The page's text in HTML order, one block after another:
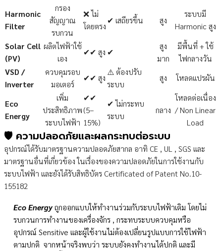
Harmonic
Filter
กรอง
สัญญาณ
รบกวน
❌ ไม่
โดยตรง
✔ เสถียรขึ้น สูง
ระบบมี
Harmonic สูง
Solar Cell
(PV)
ผลิตไฟฟ้าใช้
เอง
✔✔ สูง ✔
สูง
มาก
มีพื้นที่ + ใช้
ไฟกลางวัน
VSD /
Inverter
ควบคุมรอบ
มอเตอร์
✔✔ สูง
⚠️ ต้องปรับ
ระบบ
สูง โหลดแปรผัน
Eco
Energy
เพิ่ม
ประสิทธิภาพ
ระบบไฟฟ้า
✔✔
(5–
15%)
✔ ไม่กระทบ
ระบบ
กลาง
โหลดต่อเนื่อง
/ Non Linear
Load
🛡️ ความปลอดภัยและผลกระทบต่อระบบ
อุปกรณ์ได้รับมาตรฐานความปลอดภัยสากล อาทิ CE , UL , SGS และ
มาตรฐานอื่นที่เกี่ยวข้อง ในเรื่องของความปลอดภัยในการใช้งานกับ
ระบบไฟฟ้า และยังได้รับสิทธิบัตร Certificated of Patent No.10-
155182
Eco Energyถูกออกแบบให้ทำงานร่วมกับระบบไฟฟ้าเดิม โดยไม่
รบกวนการทำงานของเครื่องจักร , กระทบระบบควบคุมหรือ
อุปกรณ์ Sensitive และผู้ใช้งานไม่ต้องเปลี่ยนรูปแบบการใช้ไฟฟ้า
ตามปกติ จากหน้าจริงพบว่า ระบบยังคงทำงานได้ปกติ และมี